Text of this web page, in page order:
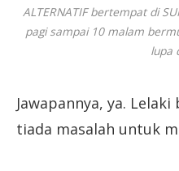
ALTERNATIF bertempat di
pagi sampai 10 malam
lupa
Jawapannya, ya.
tiada masalah untuk